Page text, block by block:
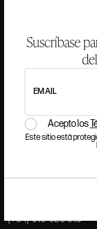
Suscríbase
EMAIL
Acepto los
Este sitio está
SUBASTAS
PREGUNTAS
(+34) 915 328 515